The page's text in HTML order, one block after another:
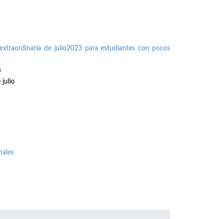
de julio2023 para estudiantes con pocos
julio